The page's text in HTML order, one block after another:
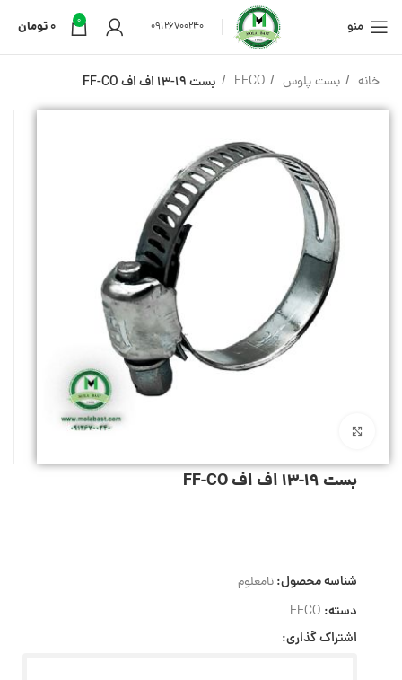
منو 09126700240
0
0تومان
خانه بست پلوس FFCO بست 19-13 اف اف FF-CO
بست 19-13 اف اف FF-CO
شناسه محصول:نامعلوم
دسته: FFCO
اشتراک گذاری: